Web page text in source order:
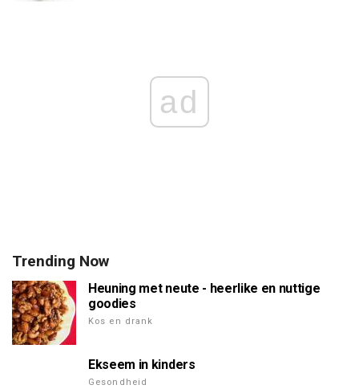
ad
Trending Now
Heuning met neute - heerlike en nuttige
goodies
Kos en drank
Ekseem in kinders
Gesondheid